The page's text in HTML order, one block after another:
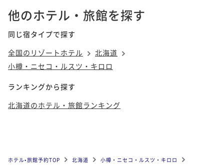
他のホテル・旅館を探す
同じ宿タイプで探す
全国のリゾートホテル
北海道
小樽・ニセコ・ルスツ・キロロ
ランキングから探す
北海道のホテル・旅館ランキング
ホテル•旅館予約TOP 北海道
小樽・ニセコ・ルスツ・キロロ